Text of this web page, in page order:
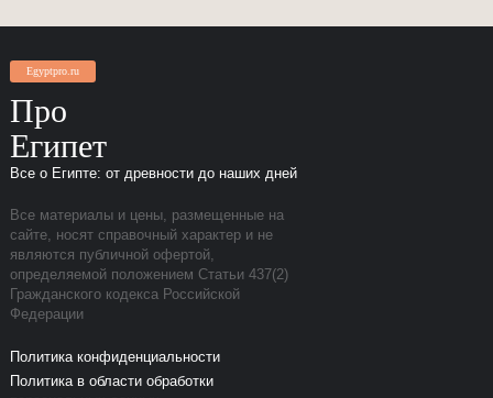
Egyptpro.ru
Про
Египет
Все о Египте: от древности до наших дней
Все материалы и цены, размещенные на
сайте, носят справочный характер и не
являются публичной офертой,
определяемой положением Статьи 437(2)
Гражданского кодекса Российской
Федерации
Политика конфиденциальности
Политика в области обработки